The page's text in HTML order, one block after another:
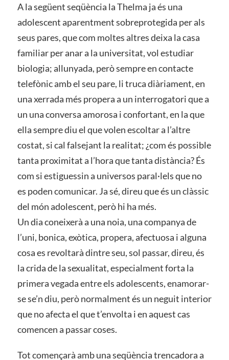
A la següent seqüència la Thelma ja és una
adolescent aparentment sobreprotegida per als
seus pares, que com moltes altres deixa la casa
familiar per anar a la universitat, vol estudiar
biologia; allunyada, però sempre en contacte
telefònic amb el seu pare, li truca diàriament, en
una xerrada més propera a un interrogatori que a
un una conversa amorosa i confortant, en la que
ella sempre diu el que volen escoltar a l’altre
costat, si cal falsejant la realitat; ¿com és possible
tanta proximitat a l’hora que tanta distància? És
com si estiguessin a universos paral·lels que no
es poden comunicar. Ja sé, direu que és un clàssic
del món adolescent, però hi ha més.
Un dia coneixerà a una noia, una companya de
l’uni, bonica, exòtica, propera, afectuosa i alguna
cosa es revoltarà dintre seu, sol passar, direu, és
la crida de la sexualitat, especialment forta la
primera vegada entre els adolescents, enamorar-
se se’n diu, però normalment és un neguit interior
que no afecta el que t’envolta i en aquest cas
comencen a passar coses.
Tot començarà amb una seqüència trencadora a